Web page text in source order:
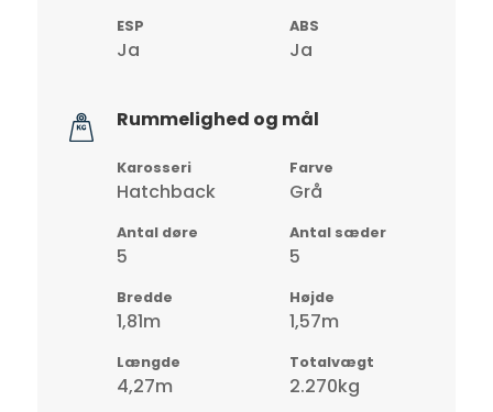
ESP
Ja
ABS
Ja
Rummelighed og mål
Karosseri
Hatchback
Farve
Grå
Antal døre
5
Antal sæder
5
Bredde
1,81m
Højde
1,57m
Længde
4,27m
Totalvægt
2.270kg